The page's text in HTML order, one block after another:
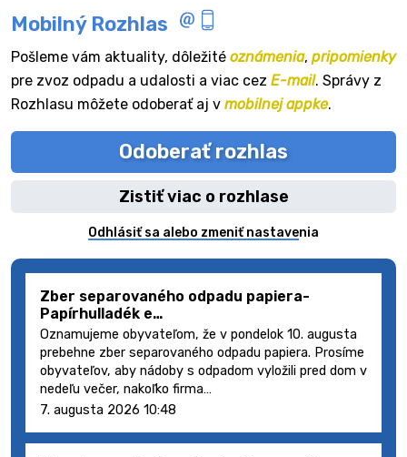
Mobilný Rozhlas
Pošleme vám aktuality, dôležité oznámenia, pripomienky
pre zvoz odpadu a udalosti a viac cez E-mail. Správy z
Rozhlasu môžete odoberať aj v mobilnej appke.
Odoberať rozhlas
Zistiť viac o rozhlase
Odhlásiť sa alebo zmeniť nastavenia
Zber separovaného odpadu papiera-
Papírhulladék e…
Oznamujeme obyvateľom, že v pondelok 10. augusta
prebehne zber separovaného odpadu papiera. Prosíme
obyvateľov, aby nádoby s odpadom vyložili pred dom v
nedeľu večer, nakoľko firma…
7. augusta 2026 10:48